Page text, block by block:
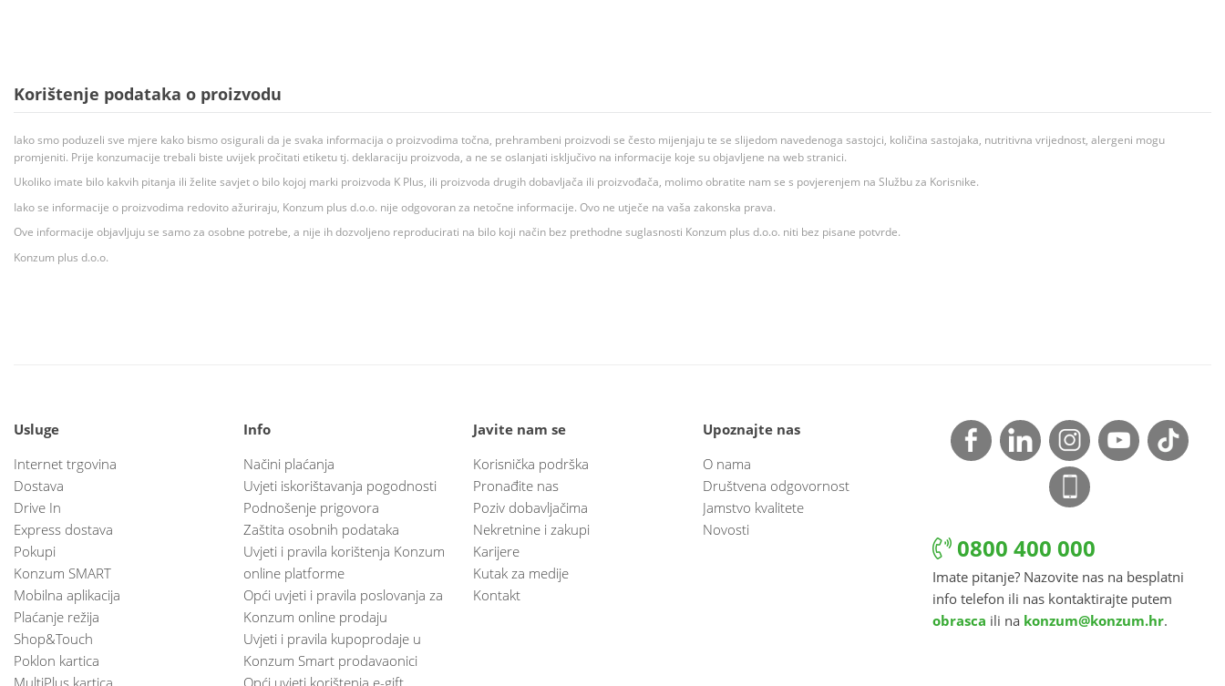
Korištenje podataka o proizvodu
Iako smo poduzeli sve mjere kako bismo osigurali da je svaka informacija o proizvodima točna, prehrambeni proizvodi se često mijenjaju te se slijedom navedenoga sastojci, količina sastojaka, nutritivna vrijednost, alergeni mogu
promjeniti. Prije konzumacije trebali biste uvijek pročitati etiketu tj. deklaraciju proizvoda, a ne se oslanjati isključivo na informacije koje su objavljene na web stranici.
Ukoliko imate bilo kakvih pitanja ili želite savjet o bilo kojoj marki proizvoda K Plus, ili proizvoda drugih dobavljača ili proizvođača, molimo obratite nam se s povjerenjem na Službu za Korisnike.
Iako se informacije o proizvodima redovito ažuriraju, Konzum plus d.o.o. nije odgovoran za netočne informacije. Ovo ne utječe na vaša zakonska prava.
Ove informacije objavljuju se samo za osobne potrebe, a nije ih dozvoljeno reproducirati na bilo koji način bez prethodne suglasnosti Konzum plus d.o.o. niti bez pisane potvrde.
Konzum plus d.o.o.
Usluge
Internet trgovina
Dostava
Drive In
Express dostava
Pokupi
Konzum SMART
Mobilna aplikacija
Plaćanje režija
Shop&Touch
Poklon kartica
MultiPlus kartica
Info
Načini plaćanja
Uvjeti iskorištavanja pogodnosti
Podnošenje prigovora
Zaštita osobnih podataka
Uvjeti i pravila korištenja Konzum
online platforme
Opći uvjeti i pravila poslovanja za
Konzum online prodaju
Uvjeti i pravila kupoprodaje u
Konzum Smart prodavaonici
Opći uvjeti korištenja e-gift
Javite nam se
Korisnička podrška
Pronađite nas
Poziv dobavljačima
Nekretnine i zakupi
Karijere
Kutak za medije
Kontakt
Upoznajte nas
O nama
Društvena odgovornost
Jamstvo kvalitete
Novosti
0800 400 000
Imate pitanje? Nazovite nas na besplatni
info telefon ili nas kontaktirajte putem
obrasca ili na konzum@konzum.hr.